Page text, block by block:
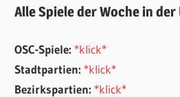
Alle Spiele der Woche in
OSC-Spiele: *klick*
Stadtpartien: *klick*
Bezirkspartien: *klick*